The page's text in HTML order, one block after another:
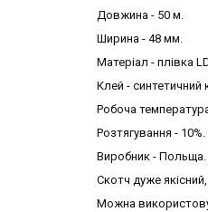
Довжина - 50 м.
Ширина - 48 мм.
Матеріал - плівка
Клей - синтетичний
Робоча
Розтягування - 10%.
Виробник - Польща.
Скотч дуже
Можна